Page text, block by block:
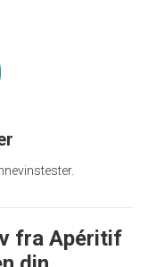
fra Apéritif